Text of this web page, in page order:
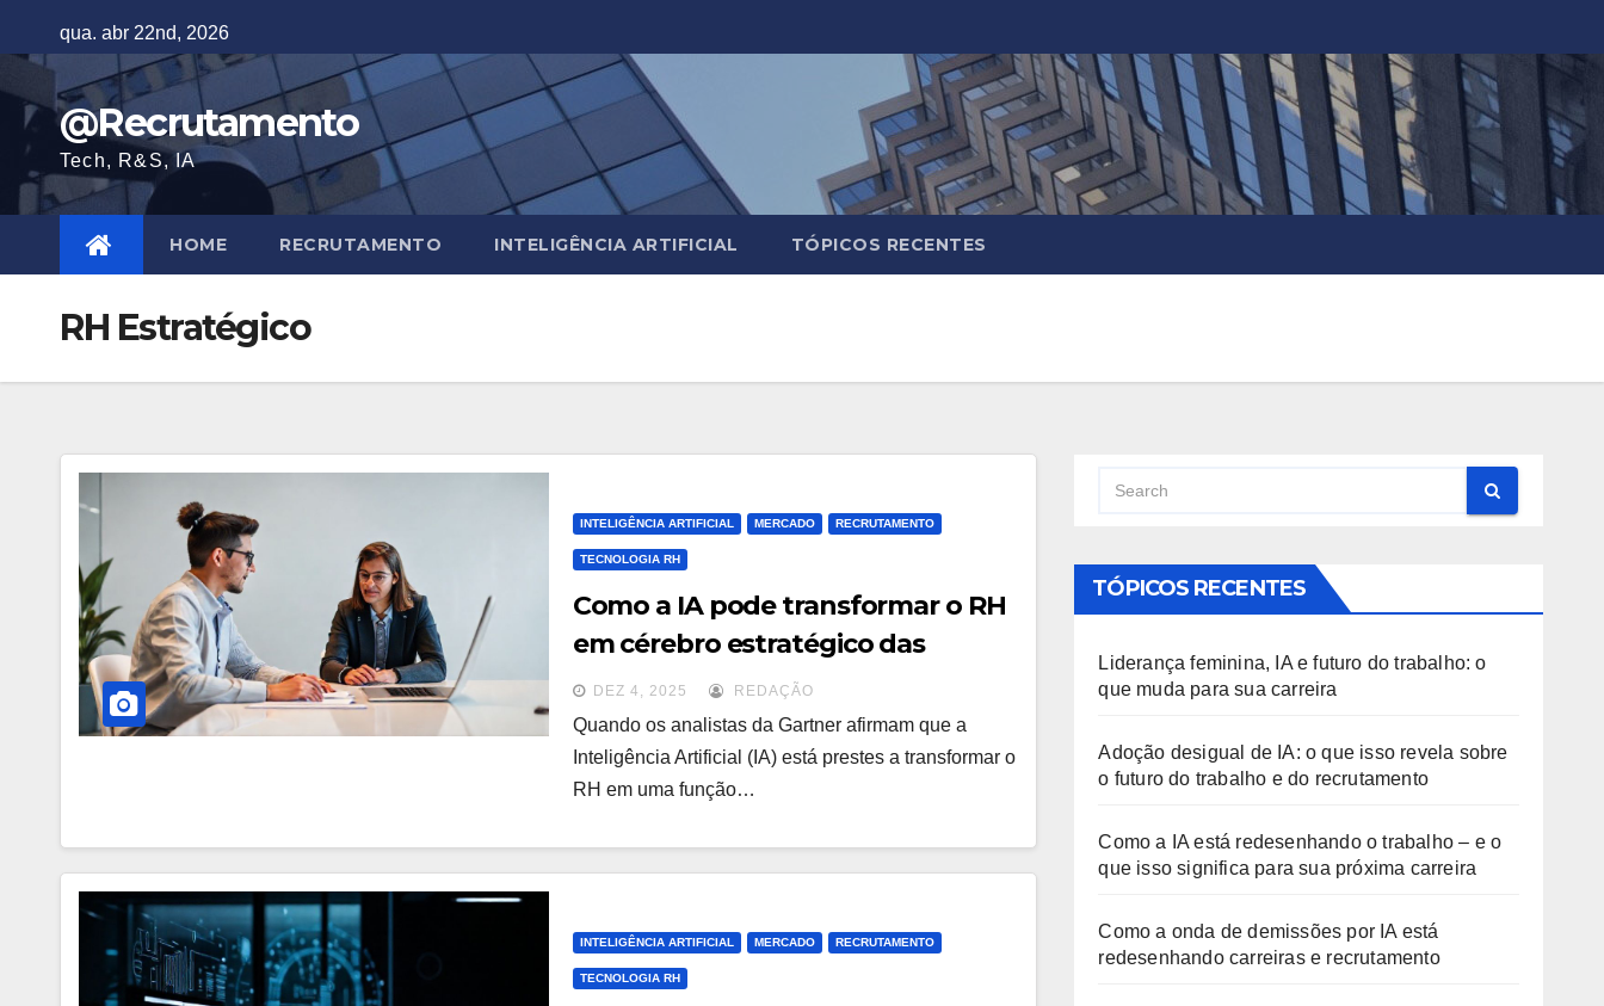
to
content
qua. abr 22nd, 2026
@Recrutamento
Tech, R&S, IA
HOME RECRUTAMENTO INTELIGÊNCIA ARTIFICIAL TÓPICOS RECENTES
RH Estratégico
INTELIGÊNCIA ARTIFICIAL MERCADO RECRUTAMENTO
TECNOLOGIA RH
Como a IA pode transformar o RH
em cérebro estratégico das
organizações
DEZ 4, 2025 REDAÇÃO
Quando os analistas da Gartner afirmam que a
Inteligência Artificial (IA) está prestes a transformar o
RH em uma função…
INTELIGÊNCIA ARTIFICIAL MERCADO RECRUTAMENTO
TECNOLOGIA RH
TÓPICOS RECENTES
Liderança feminina, IA e futuro do trabalho: o
que muda para sua carreira
Adoção desigual de IA: o que isso revela sobre
o futuro do trabalho e do recrutamento
Como a IA está redesenhando o trabalho – e o
que isso significa para sua próxima carreira
Como a onda de demissões por IA está
redesenhando carreiras e recrutamento